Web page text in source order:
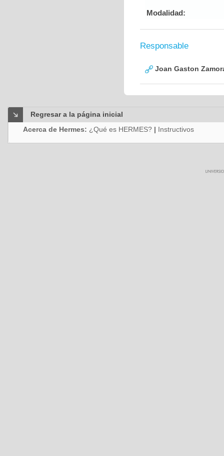
Modalidad:
Responsable
Joan Gaston
Regresar a la página inicial
Acerca de Hermes: ¿Qué es HERMES? | Instructivos